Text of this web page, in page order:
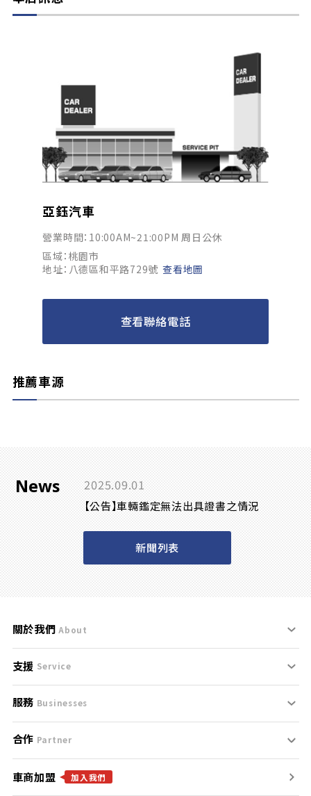
亞鈺汽車
營業時間：10:00AM~21:00PM 周日公休
區域：桃園市
地址：八德區和平路729號 查看地圖
查看聯絡電話
推薦車源
News 2025.09.01
【公告】車輛鑑定無法出具證書之情況
新聞列表
關於我們 About
刊登規範
服務條款
免責聲明
隱私權政策
支援 Service
支援中心
聯絡我們
服務 Businesses
什麼是Goo鑑定？
找好車
合作 Partner
合作夥伴
車商加盟 加入我們